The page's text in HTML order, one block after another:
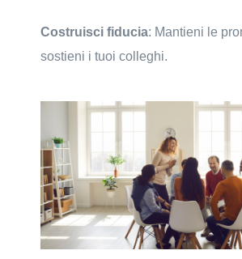
Costruisci fiducia: Mantieni le
sostieni i tuoi colleghi.